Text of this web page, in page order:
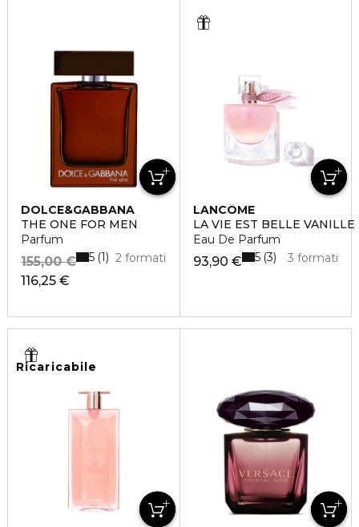
DOLCE&GABBANA
THE ONE FOR MEN
Parfum
116,25 €
155,00 € 2 formati
5 1
LANCÔME
LA VIE EST BELLE VANILLE
Eau De Parfum
93,90 € 3 formati
5 3
Ricaricabile